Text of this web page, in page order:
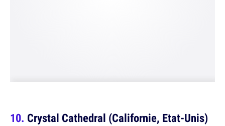
Crystal Cathedral (Californie, Etat-Unis)